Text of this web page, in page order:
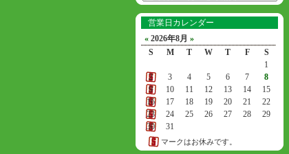
営業日カレンダー
« 2026年8月 »
S
M T W T F
S
1
2
3 4 5 6 7
8
9
10 11 12 13 14
15
16
17 18 19 20 21
22
23
24 25 26 27 28
29
30
31
マークはお休みです。